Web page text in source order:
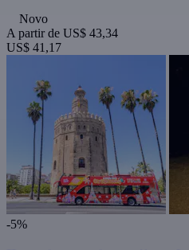
Novo
A partir de US$ 43,34
US$ 41,17
-5%